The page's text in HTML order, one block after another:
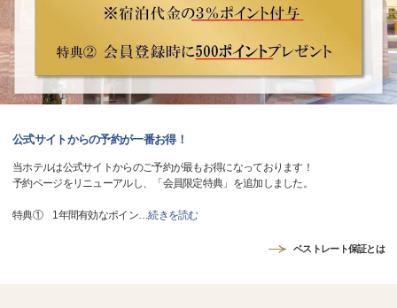
公式サイトからの予約が一番お得！
当ホテルは公式サイトからのご予約が最もお得になっております！
予約ページをリニューアルし、「会員限定特典」を追加しました。
特典① 1年間有効なポイン…続きを読む
ベストレート保証とは